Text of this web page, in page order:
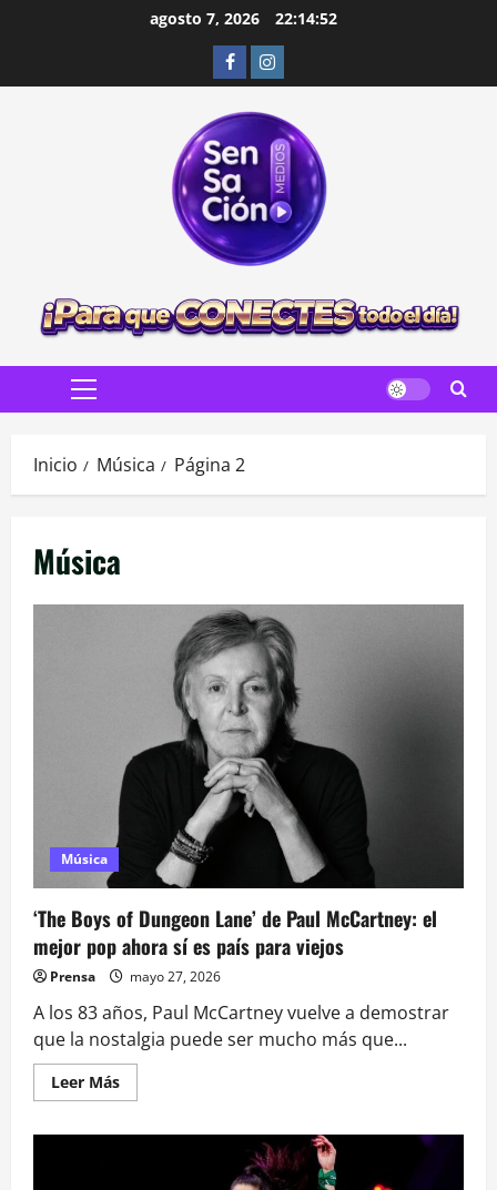
agosto 7, 2026 22:14:54
FacebookInstagram
Menú
Inicio Música Página 2
Música
Música
‘The Boys of Dungeon Lane’ de Paul McCartney: el
mejor pop ahora sí es país para viejos
Prensa mayo 27, 2026
A los 83 años, Paul McCartney vuelve a demostrar
que la nostalgia puede ser mucho más que...
Leer MásLeer
más